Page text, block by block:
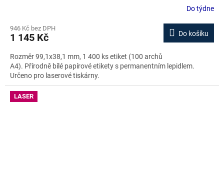
Do týdne
946 Kč bez DPH
1 145 Kč Do košíku
Rozměr 99,1x38,1 mm, 1 400 ks etiket (100 archů
A4). Přírodně bílé papírové etikety s permanentním lepidlem.
Určeno pro laserové tiskárny.
LASER